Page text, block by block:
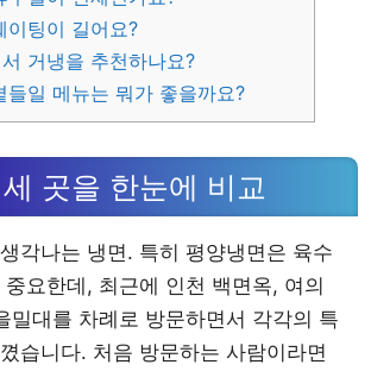
이팅이 길어요?
거냉을 추천하나요?
들일 메뉴는 뭐가 좋을까요?
곳을 한눈에 비교
각나는 냉면. 특히 평양냉면은 육수
요한데, 최근에 인천 백면옥, 여의
밀대를 차례로 방문하면서 각각의 특
습니다. 처음 방문하는 사람이라면